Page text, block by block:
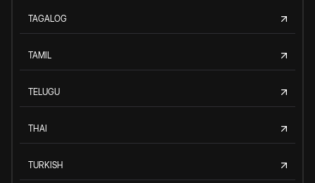
TAGALOG
TAMIL
TELUGU
THAI
TURKISH